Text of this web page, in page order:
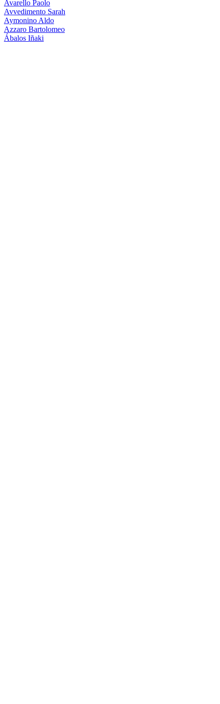
Avarello Paolo
Avvedimento Sarah
Aymonino Aldo
Azzaro Bartolomeo
Ábalos Iñaki